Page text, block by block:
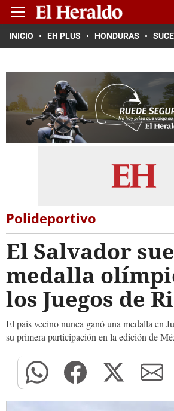
INICIO EH PLUS HONDURAS
Polideportivo
El Salvador
medalla
los Juegos de
El país vecino nunca ganó una medalla en
su primera participación en la edición de